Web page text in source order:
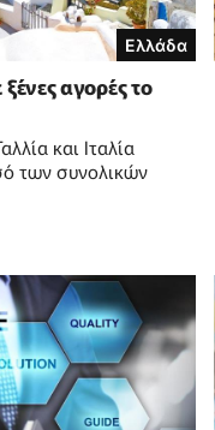
Ελλάδα
αγορές το
και Ιταλία
των συνολικών